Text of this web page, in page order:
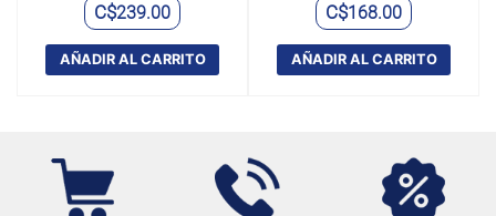
C$239.00
AÑADIR AL CARRITO
C$168.00
AÑADIR AL CARRITO